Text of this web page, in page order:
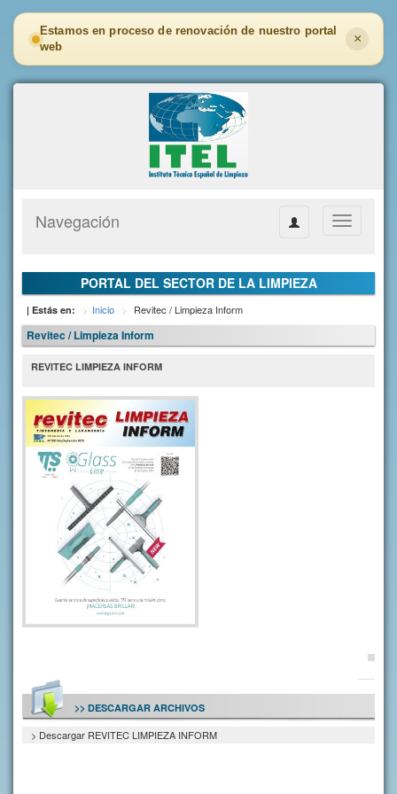
Estamos en proceso de renovación de nuestro portal
web
×
Toggle
Navegación
PORTAL DEL SECTOR DE LA LIMPIEZA
| Estás en: Inicio Revitec / Limpieza Inform
Revitec / Limpieza Inform
REVITEC LIMPIEZA INFORM
>> DESCARGAR ARCHIVOS
> Descargar REVITEC LIMPIEZA INFORM